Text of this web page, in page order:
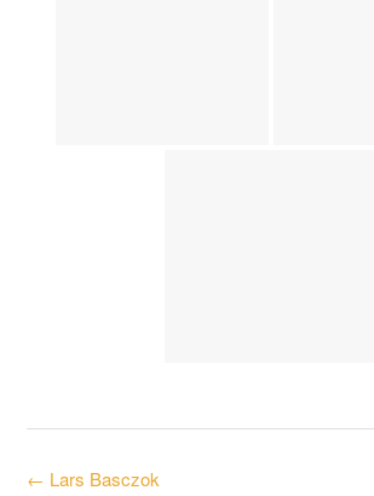
Post
← Lars Basczok